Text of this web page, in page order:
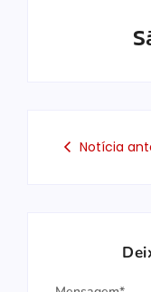
Notícia